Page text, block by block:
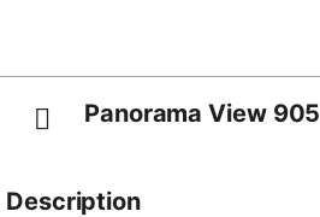
Panorama View 905
Description